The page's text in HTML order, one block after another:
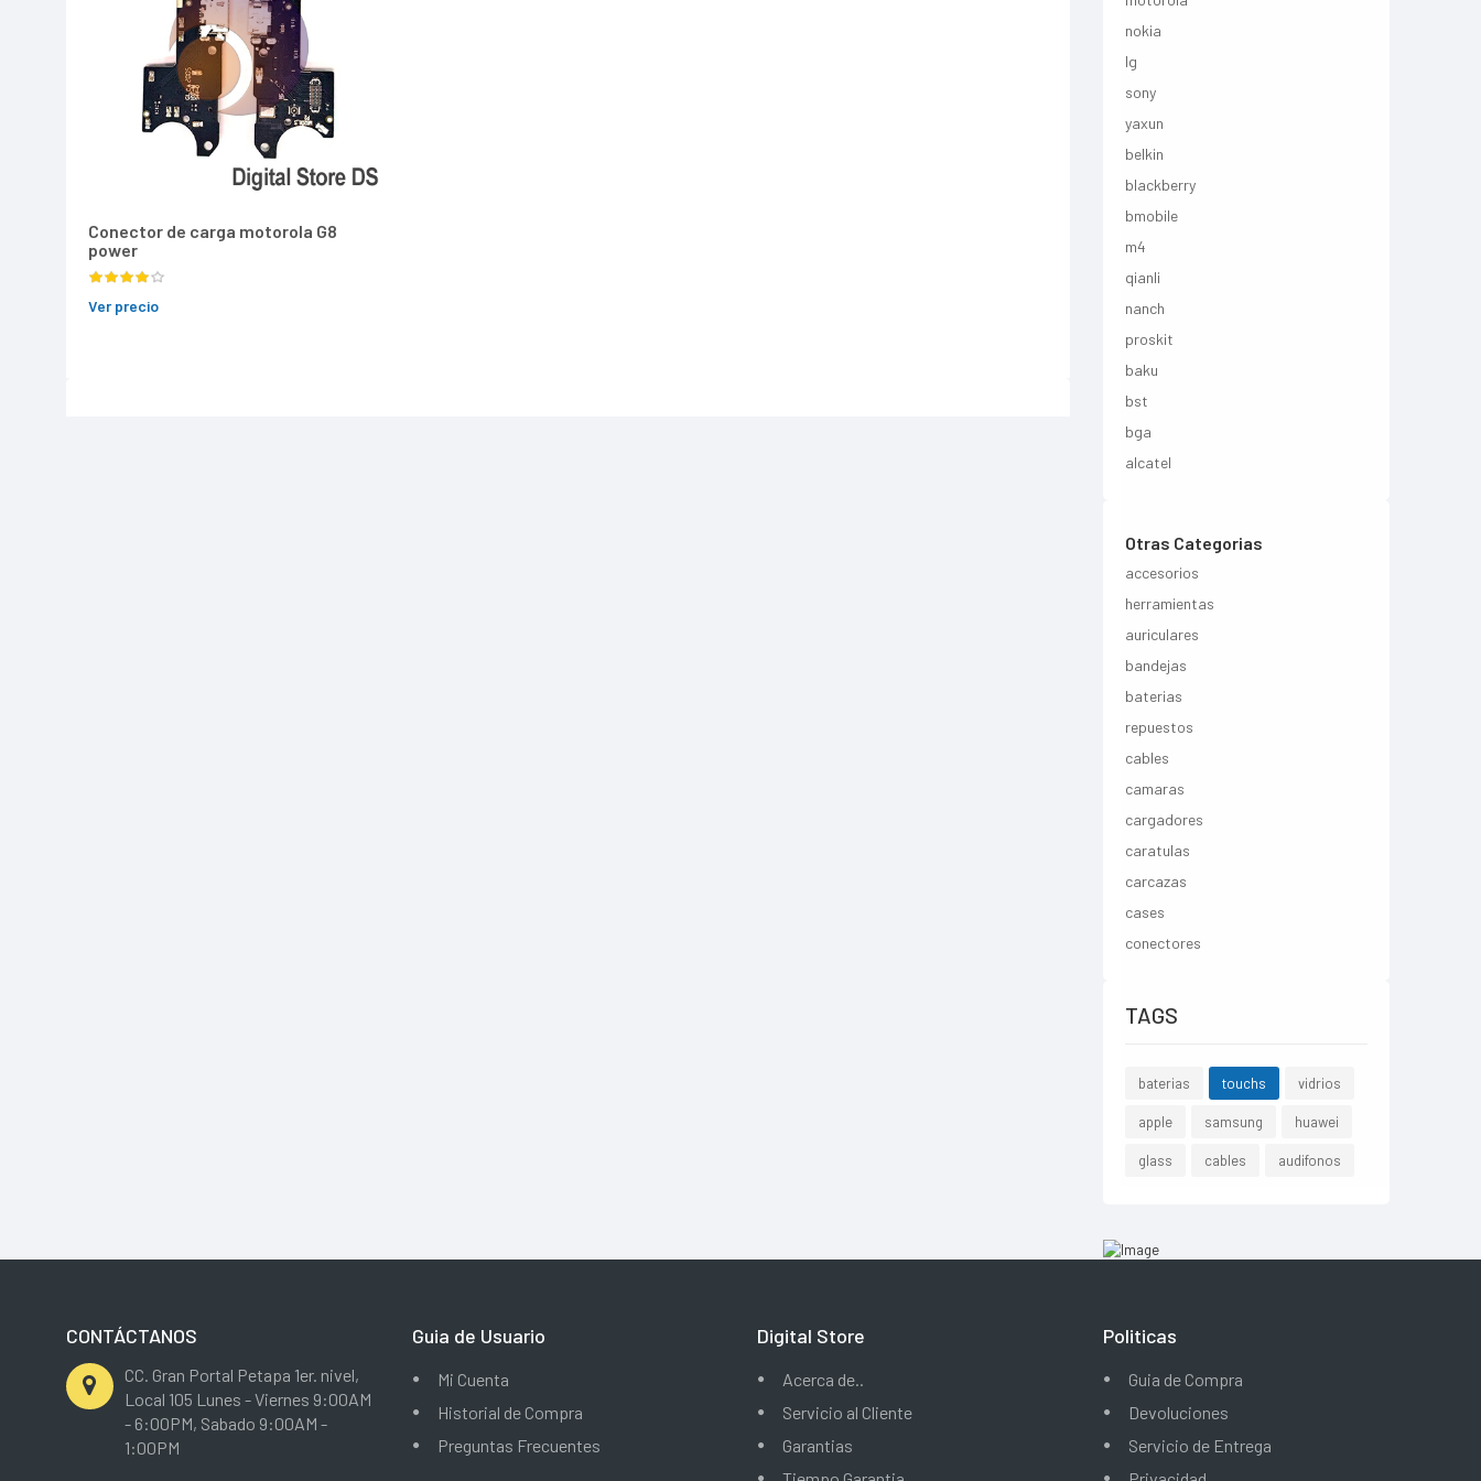
Conector de carga motorola G8
power
Ver precio
nokia
lg
sony
yaxun
belkin
blackberry
bmobile
m4
qianli
nanch
proskit
baku
bst
bga
alcatel
Otras Categorias
accesorios
herramientas
auriculares
bandejas
baterias
repuestos
cables
camaras
cargadores
caratulas
carcazas
cases
conectores
TAGS
baterias touchs vidrios
apple samsung huawei
glass cables audifonos
CONTÁCTANOS
CC. Gran Portal Petapa 1er. nivel,
Local 105 Lunes - Viernes 9:00AM
- 6:00PM, Sabado 9:00AM -
1:00PM
Guia de Usuario
Mi Cuenta
Historial de Compra
Preguntas Frecuentes
Digital Store
Acerca de..
Servicio al Cliente
Garantias
Politicas
Guia de Compra
Devoluciones
Servicio de Entrega